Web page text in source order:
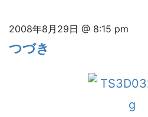
2008年8月29日 @ 8:15 pm
つづき